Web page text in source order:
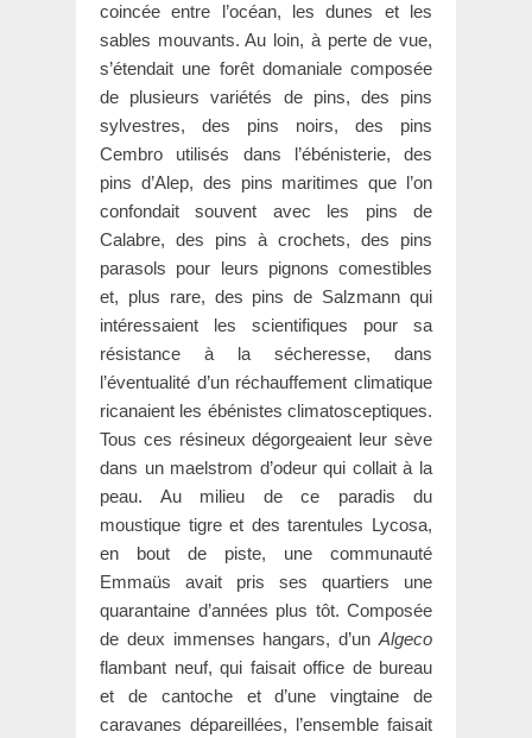
coincée entre l’océan, les dunes et les
sables mouvants. Au loin, à perte de vue,
s’étendait une forêt domaniale composée
de plusieurs variétés de pins, des pins
sylvestres, des pins noirs, des pins
Cembro utilisés dans l’ébénisterie, des
pins d’Alep, des pins maritimes que l’on
confondait souvent avec les pins de
Calabre, des pins à crochets, des pins
parasols pour leurs pignons comestibles
et, plus rare, des pins de Salzmann qui
intéressaient les scientifiques pour sa
résistance à la sécheresse, dans
l’éventualité d’un réchauffement climatique
ricanaient les ébénistes climatosceptiques.
Tous ces résineux dégorgeaient leur sève
dans un maelstrom d’odeur qui collait à la
peau. Au milieu de ce paradis du
moustique tigre et des tarentules Lycosa,
en bout de piste, une communauté
Emmaüs avait pris ses quartiers une
quarantaine d’années plus tôt. Composée
de deux immenses hangars, d’un Algeco
flambant neuf, qui faisait office de bureau
et de cantoche et d’une vingtaine de
caravanes dépareillées, l’ensemble faisait